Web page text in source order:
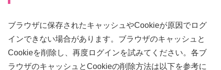
ブラウザに保存されたキャッシュやCookieが原因でログ
インできない場合があります。ブラウザのキャッシュと
Cookieを削除し、再度ログインを試みてください。各ブ
ラウザのキャッシュとCookieの削除方法は以下を参考に